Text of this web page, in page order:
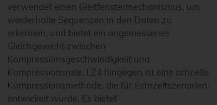
verwendet einen Gleitfenstermechanismus, um
wiederholte Sequenzen in den Daten zu
erkennen, und bietet ein angemessenes
Gleichgewicht zwischen
Kompressionsgeschwindigkeit und
Kompressionsrate. LZ4 hingegen ist eine schnelle
Kompressionsmethode, die für Echtzeitszenarien
entwickelt wurde. Es bietet